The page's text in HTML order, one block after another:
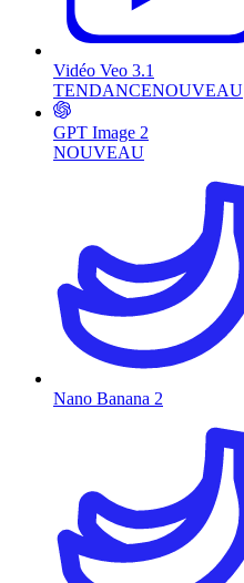
Vidéo Veo 3.1
TENDANCENOUVEAU
GPT Image 2
NOUVEAU
Nano Banana 2